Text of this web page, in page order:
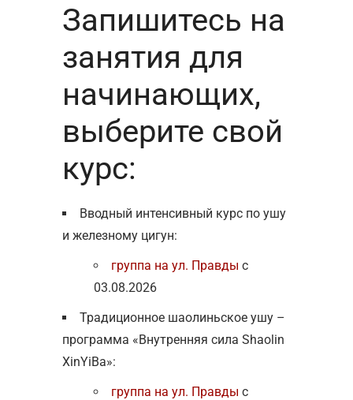
Запишитесь на
занятия для
начинающих,
выберите свой
курс:
Вводный интенсивный курс по ушу
и железному цигун:
группа на ул. Правды с
03.08.2026
Традиционное шаолиньское ушу –
программа «Внутренняя сила Shaolin
XinYiBa»:
группа на ул. Правды с